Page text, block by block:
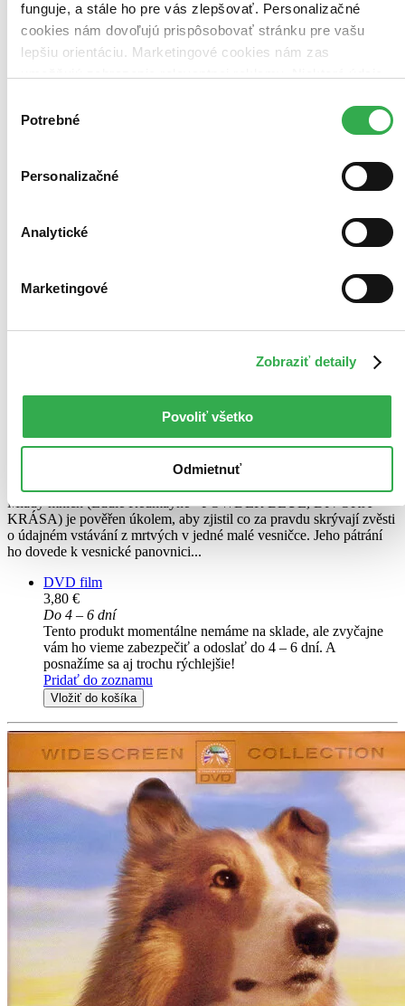
funguje, a stále ho pre vás zlepšovať. Personalizačné
cookies nám dovoľujú prispôsobovať stránku pre vašu
lepšiu orientáciu. Marketingové cookies nám zas
keby sme mohli používať všetky tieto cookies. Ďakujeme!
súhlasu
Potrebné
Personalizačné
Analytické
Marketingové
Zobraziť detaily
Povoliť všetko
Odmietnuť
Eddie Redmayne
Mladý mnich (Eddie Redmayne - POWDER BLUE, DIVOKÁ
KRÁSA) je pověřen úkolem, aby zjistil co za pravdu skrývají zvěsti
o údajném vstávání z mrtvých v jedné malé vesničce. Jeho pátrání
ho dovede k vesnické panovnici...
DVD film
3,80 €
Do 4 – 6 dní
Tento produkt momentálne nemáme na sklade, ale zvyčajne
vám ho vieme zabezpečiť a odoslať do 4 – 6 dní. A
posnažíme sa aj trochu rýchlejšie!
Pridať do zoznamu
Vložiť do košíka